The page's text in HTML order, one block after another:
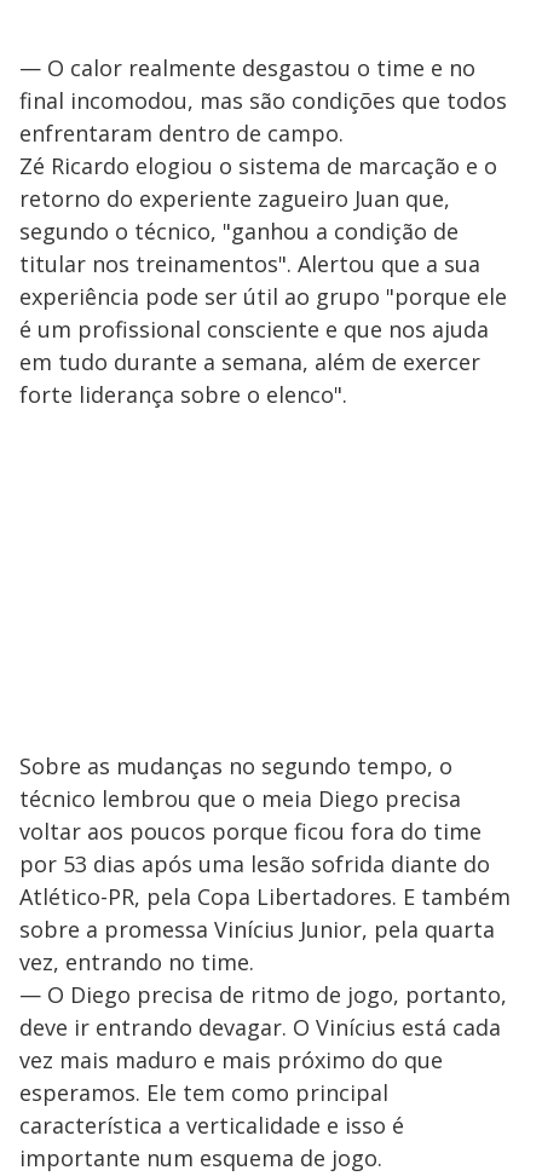
— O calor realmente desgastou o time e no
final incomodou, mas são condições que todos
enfrentaram dentro de campo.
Zé Ricardo elogiou o sistema de marcação e o
retorno do experiente zagueiro Juan que,
segundo o técnico, "ganhou a condição de
titular nos treinamentos". Alertou que a sua
experiência pode ser útil ao grupo "porque ele
é um profissional consciente e que nos ajuda
em tudo durante a semana, além de exercer
forte liderança sobre o elenco".
Sobre as mudanças no segundo tempo, o
técnico lembrou que o meia Diego precisa
voltar aos poucos porque ficou fora do time
por 53 dias após uma lesão sofrida diante do
Atlético-PR, pela Copa Libertadores. E também
sobre a promessa Vinícius Junior, pela quarta
vez, entrando no time.
— O Diego precisa de ritmo de jogo, portanto,
deve ir entrando devagar. O Vinícius está cada
vez mais maduro e mais próximo do que
esperamos. Ele tem como principal
característica a verticalidade e isso é
importante num esquema de jogo.